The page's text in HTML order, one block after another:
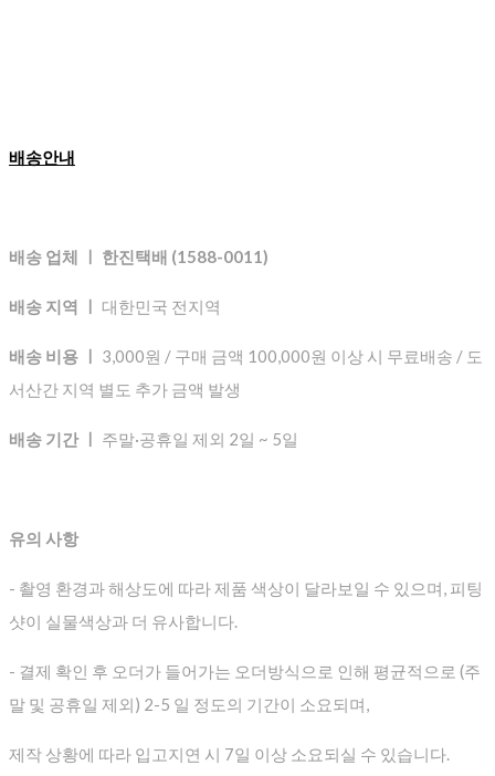
배송안내
배송 업체 ㅣ 한진택배 (1588-0011)
배송 지역 ㅣ 대한민국 전지역
배송 비용 ㅣ 3,000원 / 구매 금액 100,000원 이상 시 무료배송 / 도
서산간 지역 별도 추가 금액 발생
배송 기간 ㅣ 주말·공휴일 제외 2일 ~ 5일
유의 사항
- 촬영 환경과 해상도에 따라 제품 색상이 달라보일 수 있으며, 피팅
샷이 실물색상과 더 유사합니다.
- 결제 확인 후 오더가 들어가는 오더방식으로 인해 평균적으로 (주
말 및 공휴일 제외) 2-5 일 정도의 기간이 소요되며,
제작 상황에 따라 입고지연 시 7일 이상 소요되실 수 있습니다.